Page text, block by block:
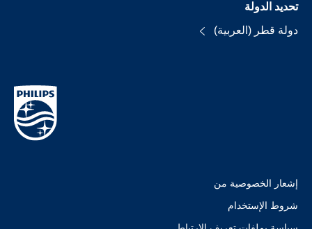
تحديد الدولة
دولة قطر (العربية)
إشعار الخصوصية من
شروط الإستخدام